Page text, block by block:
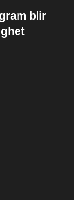
blir